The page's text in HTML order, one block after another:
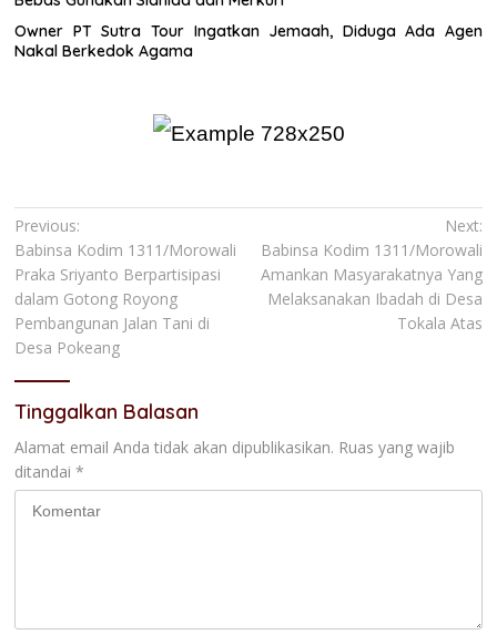
Owner PT Sutra Tour Ingatkan Jemaah, Diduga Ada Agen
Nakal Berkedok Agama
Navigasi
pos
Previous:
Babinsa Kodim 1311/Morowali
Praka Sriyanto Berpartisipasi
dalam Gotong Royong
Pembangunan Jalan Tani di
Desa Pokeang
Next:
Babinsa Kodim 1311/Morowali
Amankan Masyarakatnya Yang
Melaksanakan Ibadah di Desa
Tokala Atas
Tinggalkan Balasan
Alamat email Anda tidak akan dipublikasikan. Ruas yang wajib
ditandai *